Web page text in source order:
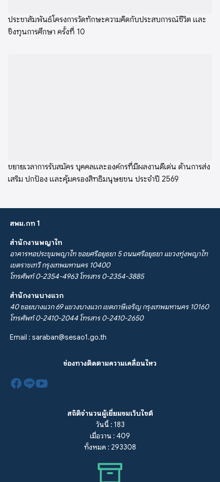
ประชาสัมพันธ์โครงการวัดทักษะความคิดกับประสบการณ์ชีวิต และ
ชิงทุนการศึกษา ครั้งที่ 10
ขยายเวลาการรับสมัคร บุคคลและองค์กรที่มีผลงานดีเด่น ด้านการส่ง
เสริม ปกป้อง และคุ้มครองสิทธิมนุษยชน ประจำปี 2569
สพม.กท 1
สำนักงานพญาไท
อาคารหอประชุมพญาไท ซอยศรีอยุธยา 5 ถนนศรีอยุธยา แขวงทุ่งพญาไท
เขตราชเทวี กรุงเทพมหานคร 10400
โทรศัพท์ 0-2354-4963 โทรสาร 0-2354-3885
สำนักงานบางแวก
40 ซอยบางแวก 69 แขวงบางแวก เขตภาษีเจริญ กรุงเทพมหานคร 10160
โทรศัพท์ 0-2410-2044 โทรสาร 0-2410-2650
Email : saraban@sesao1.go.th
ช่องทางติดตามความเคลื่อนไหว
สถิติจำนวนผู้เยี่ยมชมเว็บไซต์
วันนี้ : 183
เมื่อวาน : 409
ทั้งหมด : 293308